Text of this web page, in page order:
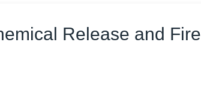
Release and Fire